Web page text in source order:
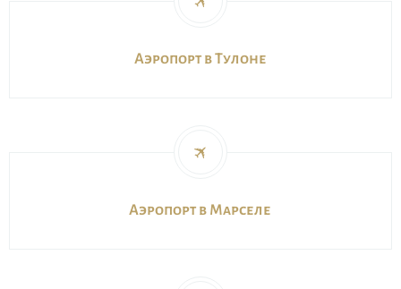
Аэропорт в Тулоне
Аэропорт в Марселе